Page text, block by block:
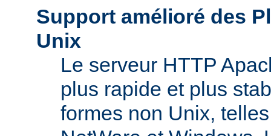
Support amélioré des
Unix
Le serveur HTTP
plus rapide et plus
formes non Unix,